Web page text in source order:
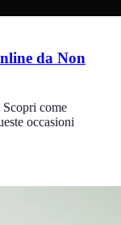
da Non
come
occasioni